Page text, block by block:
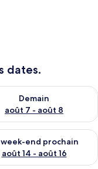
dates.
- août 7
Demain
août 7 - août 8
la disponibilité pour
août 7 - août 9
week-end prochain
août 14 - août 16
la disponibilité pour